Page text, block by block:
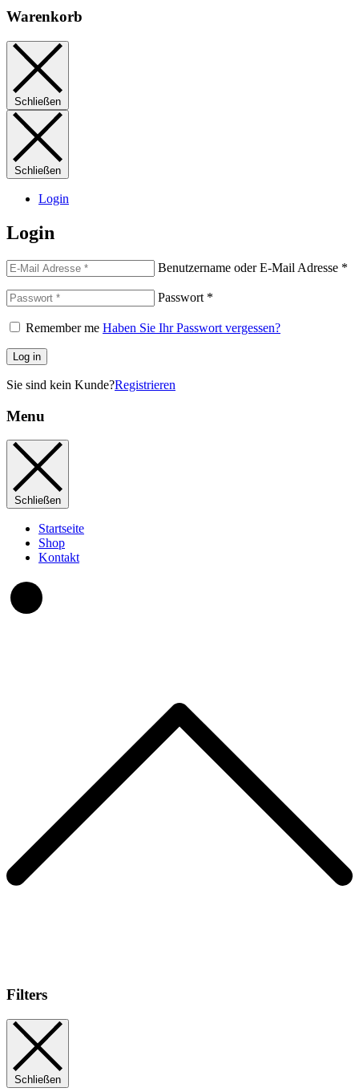
Warenkorb
Schließen
Schließen
Login
Login
Benutzername oder E-Mail Adresse *
Passwort *
Remember me Haben Sie Ihr Passwort vergessen?
Log in
Sie sind kein Kunde?Registrieren
Menu
Schließen
Startseite
Shop
Kontakt
Filters
Schließen